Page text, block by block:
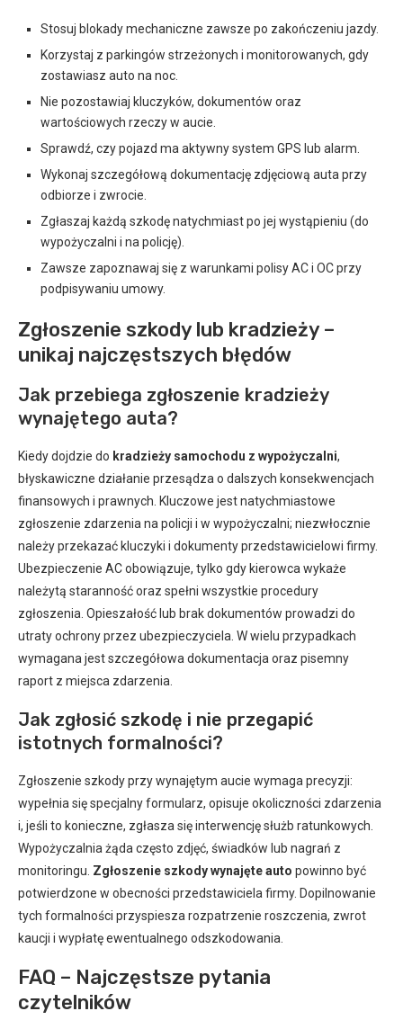
Stosuj blokady mechaniczne zawsze po zakończeniu jazdy.
Korzystaj z parkingów strzeżonych i monitorowanych, gdy
zostawiasz auto na noc.
Nie pozostawiaj kluczyków, dokumentów oraz
wartościowych rzeczy w aucie.
Sprawdź, czy pojazd ma aktywny system GPS lub alarm.
Wykonaj szczegółową dokumentację zdjęciową auta przy
odbiorze i zwrocie.
Zgłaszaj każdą szkodę natychmiast po jej wystąpieniu (do
wypożyczalni i na policję).
Zawsze zapoznawaj się z warunkami polisy AC i OC przy
podpisywaniu umowy.
Zgłoszenie szkody lub kradzieży –
unikaj najczęstszych błędów
Jak przebiega zgłoszenie kradzieży
wynajętego auta?
Kiedy dojdzie do kradzieży samochodu z wypożyczalni,
błyskawiczne działanie przesądza o dalszych konsekwencjach
finansowych i prawnych. Kluczowe jest natychmiastowe
zgłoszenie zdarzenia na policji i w wypożyczalni; niezwłocznie
należy przekazać kluczyki i dokumenty przedstawicielowi firmy.
Ubezpieczenie AC obowiązuje, tylko gdy kierowca wykaże
należytą staranność oraz spełni wszystkie procedury
zgłoszenia. Opieszałość lub brak dokumentów prowadzi do
utraty ochrony przez ubezpieczyciela. W wielu przypadkach
wymagana jest szczegółowa dokumentacja oraz pisemny
raport z miejsca zdarzenia.
Jak zgłosić szkodę i nie przegapić
istotnych formalności?
Zgłoszenie szkody przy wynajętym aucie wymaga precyzji:
wypełnia się specjalny formularz, opisuje okoliczności zdarzenia
i, jeśli to konieczne, zgłasza się interwencję służb ratunkowych.
Wypożyczalnia żąda często zdjęć, świadków lub nagrań z
monitoringu. Zgłoszenie szkody wynajęte auto powinno być
potwierdzone w obecności przedstawiciela firmy. Dopilnowanie
tych formalności przyspiesza rozpatrzenie roszczenia, zwrot
kaucji i wypłatę ewentualnego odszkodowania.
FAQ – Najczęstsze pytania
czytelników